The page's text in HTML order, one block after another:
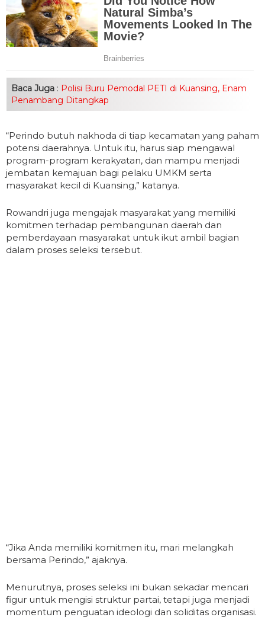
Baca Juga : Polisi Buru Pemodal PETI di Kuansing, Enam
Penambang Ditangkap
“Perindo butuh nakhoda di tiap kecamatan yang paham
potensi daerahnya. Untuk itu, harus siap mengawal
program-program kerakyatan, dan mampu menjadi
jembatan kemajuan bagi pelaku UMKM serta
masyarakat kecil di Kuansing,” katanya.
Rowandri juga mengajak masyarakat yang memiliki
komitmen terhadap pembangunan daerah dan
pemberdayaan masyarakat untuk ikut ambil bagian
dalam proses seleksi tersebut.
“Jika Anda memiliki komitmen itu, mari melangkah
bersama Perindo,” ajaknya.
Menurutnya, proses seleksi ini bukan sekadar mencari
figur untuk mengisi struktur partai, tetapi juga menjadi
momentum penguatan ideologi dan soliditas organisasi.